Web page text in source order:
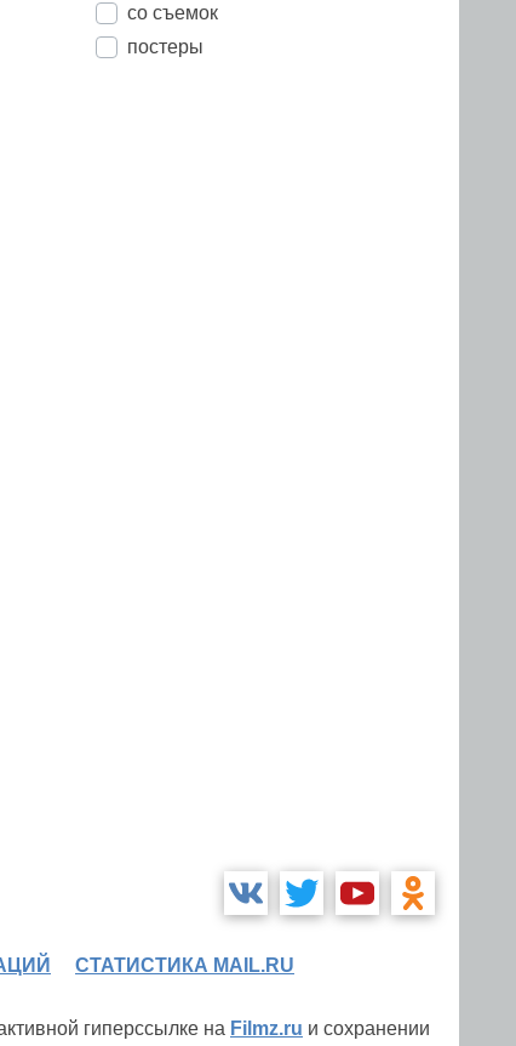
со съемок
постеры
СТАТИСТИКА MAIL.RU
гиперссылке на Filmz.ru и сохранении